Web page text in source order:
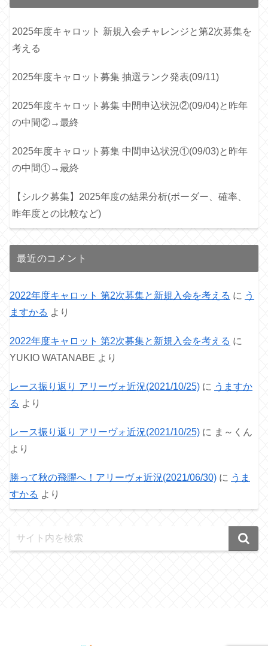
2025年度キャロット 新規入会チャレンジと第2次募集を
考える
2025年度キャロット募集 抽選ランク発表(09/11)
2025年度キャロット募集 中間申込状況②(09/04)と昨年
の中間②→最終
2025年度キャロット募集 中間申込状況①(09/03)と昨年
の中間①→最終
【シルク募集】2025年度の結果分析(ボーダー、確率、
昨年度との比較など)
最近のコメント
2022年度キャロット 第2次募集と新規入会を考える に う
ますかる より
2022年度キャロット 第2次募集と新規入会を考える に
YUKIO WATANABE より
レース振り返り アリーヴォ近況(2021/10/25) に うますか
る より
レース振り返り アリーヴォ近況(2021/10/25) に ま～くん
より
勝って秋の飛躍へ！アリーヴォ近況(2021/06/30) に うま
すかる より